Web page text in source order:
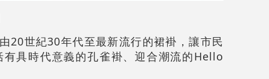
20世紀30年代至最新流行的裙褂，讓市民
具時代意義的孔雀褂、迎合潮流的Hello